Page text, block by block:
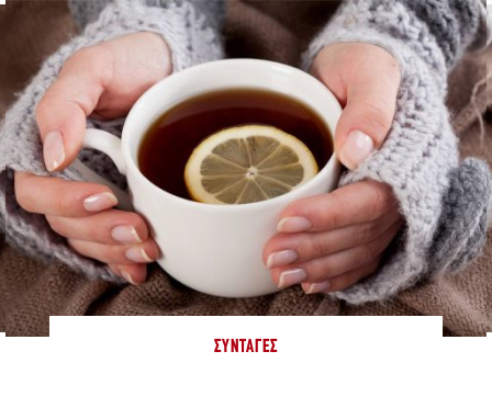
ΣΥΝΤΑΓΈΣ